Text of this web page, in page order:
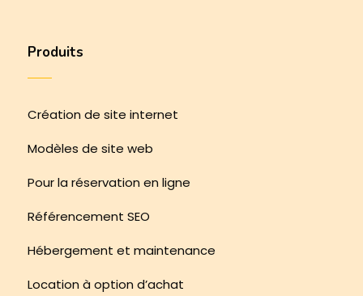
Produits
Création de site internet
Modèles de site web
Pour la réservation en ligne
Référencement SEO
Hébergement et maintenance
Location à option d’achat